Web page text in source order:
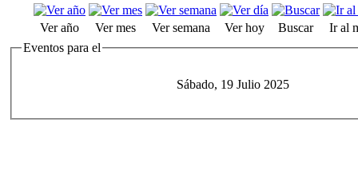
Ver año Ver mes Ver semana Ver hoy Buscar
Ir al
Eventos para el
Sábado, 19 Julio 2025